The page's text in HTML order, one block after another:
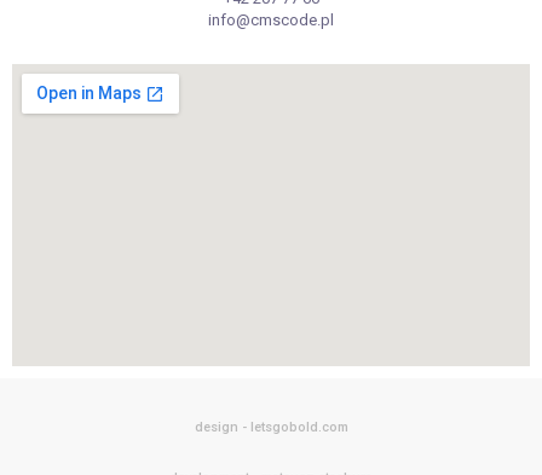
info@cmscode.pl
design - letsgobold.com